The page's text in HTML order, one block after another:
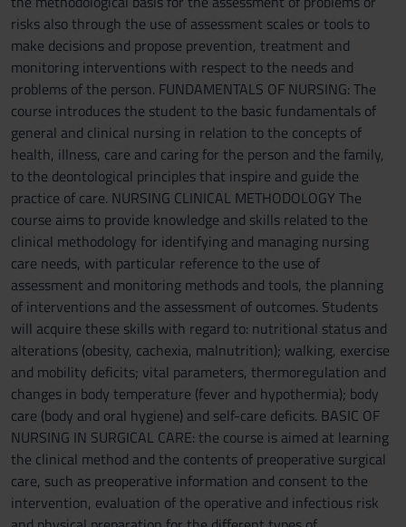
risks also through the use of assessment scales or tools to
make decisions and propose prevention, treatment and
monitoring interventions with respect to the needs and
problems of the person. FUNDAMENTALS OF NURSING: The
course introduces the student to the basic fundamentals of
general and clinical nursing in relation to the concepts of
health, illness, care and caring for the person and the family,
to the deontological principles that inspire and guide the
practice of care. NURSING CLINICAL METHODOLOGY The
course aims to provide knowledge and skills related to the
clinical methodology for identifying and managing nursing
care needs, with particular reference to the use of
assessment and monitoring methods and tools, the planning
of interventions and the assessment of outcomes. Students
will acquire these skills with regard to: nutritional status and
alterations (obesity, cachexia, malnutrition); walking, exercise
and mobility deficits; vital parameters, thermoregulation and
changes in body temperature (fever and hypothermia); body
care (body and oral hygiene) and self-care deficits. BASIC OF
NURSING IN SURGICAL CARE: the course is aimed at learning
the clinical method and the contents of preoperative surgical
care, such as preoperative information and consent to the
intervention, evaluation of the operative and infectious risk